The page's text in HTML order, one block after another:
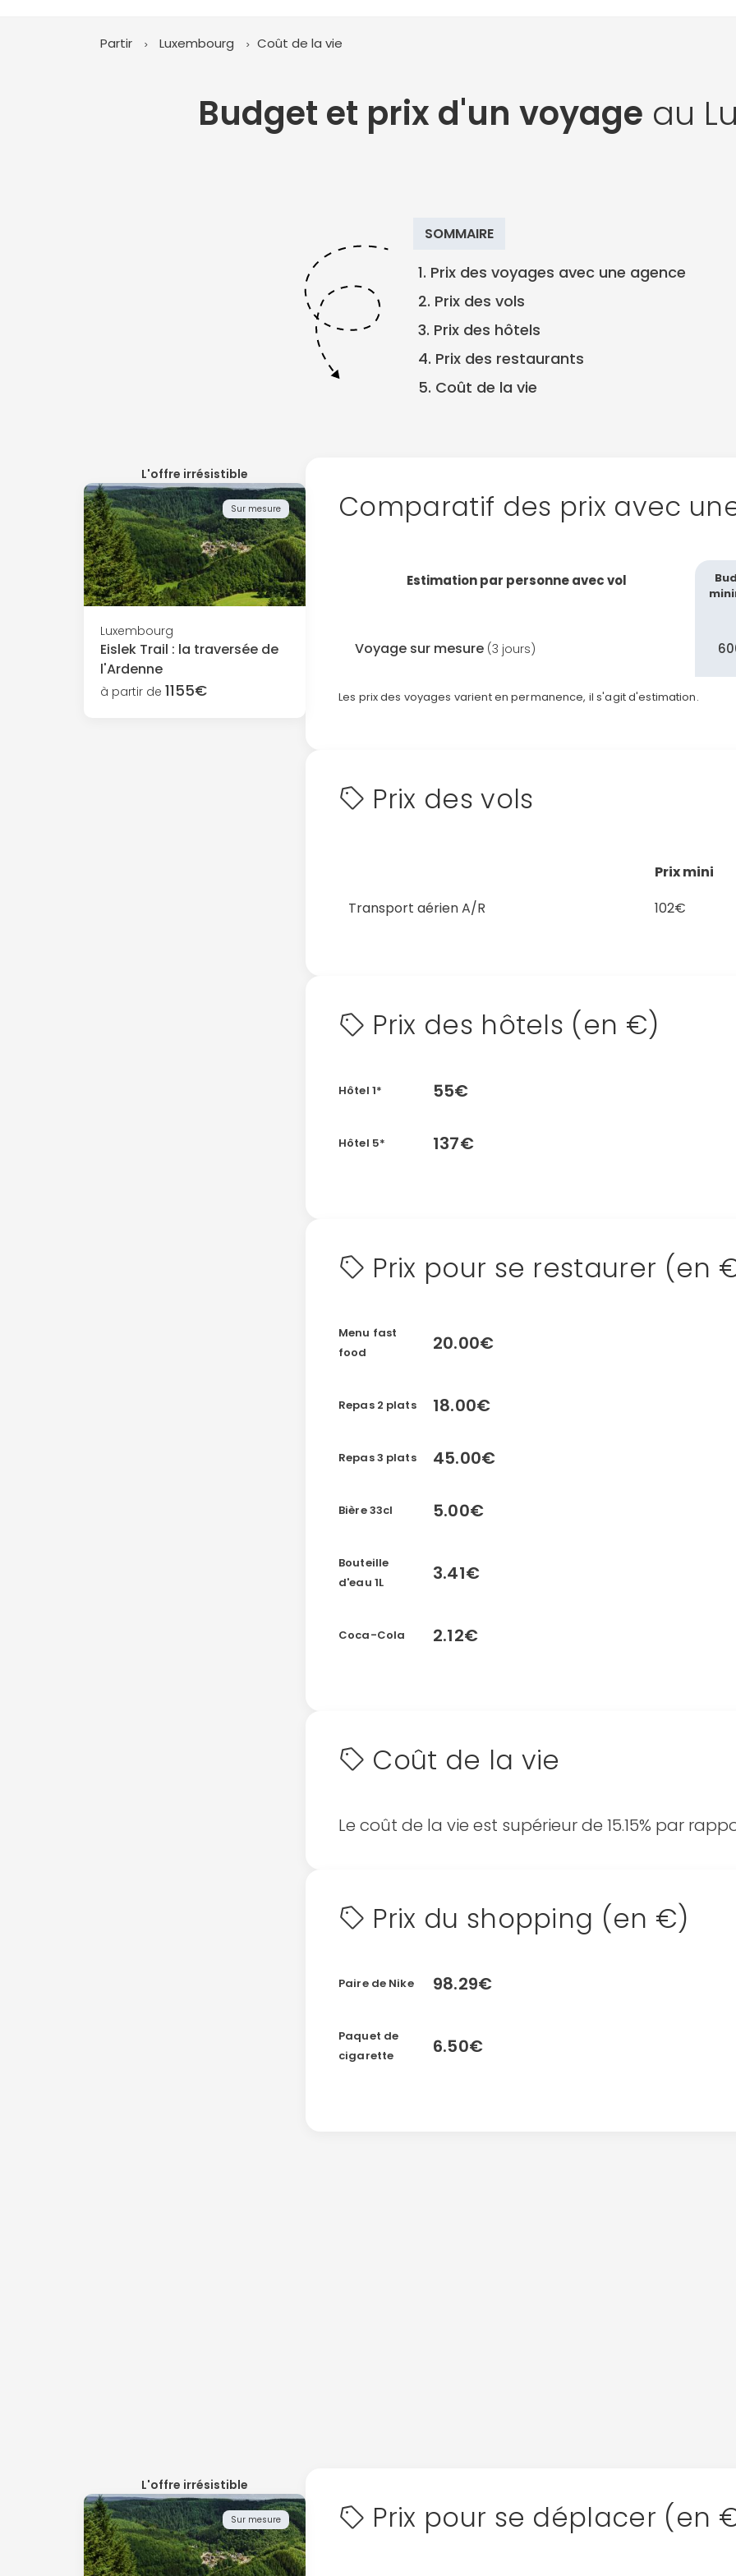
Partir Luxembourg Coût de la vie
Budget et prix d'un voyage au
SOMMAIRE
1. Prix des voyages avec une agence
2. Prix des vols
3. Prix des hôtels
4. Prix des restaurants
5. Coût de la vie
L'offre irrésistible
Luxembourg
Eislek Trail : la traversée de
l'Ardenne
à partir de 1155€
Sur mesure Comparatif des prix avec
Estimation par personne avec vol
Voyage sur mesure (3 jours)
Les prix des voyages varient en permanence, il s'agit d'estimation.
Prix des vols
Prix mini
Transport aérien A/R
102€
Prix des hôtels (en €)
Hôtel 1* 55€
Hôtel 5* 137€
Prix pour se restaurer (en
Menu fast
food
20.00€
Repas 2 plats 18.00€
Repas 3 plats 45.00€
Bière 33cl 5.00€
Bouteille
d'eau 1L
3.41€
Coca-Cola 2.12€
Coût de la vie
Le coût de la vie est supérieur de 15.15% par
Prix du shopping (en €)
Paire de Nike 98.29€
Paquet de
cigarette
6.50€
L'offre irrésistible
Sur mesure Prix pour se déplacer (en